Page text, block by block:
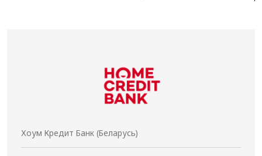
Хоум Кредит Банк (Беларусь)